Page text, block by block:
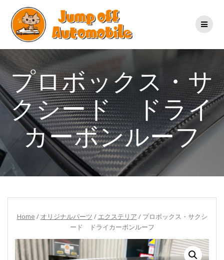
ン
テ
ン
ツ
へ
キ
ッ
プ
プロボックス・サ
クシード ドライ
カーボンルーフ
Home / オリジナルパーツ / エクステリア / プロボックス・サクシ
ード ドライカーボンルーフ